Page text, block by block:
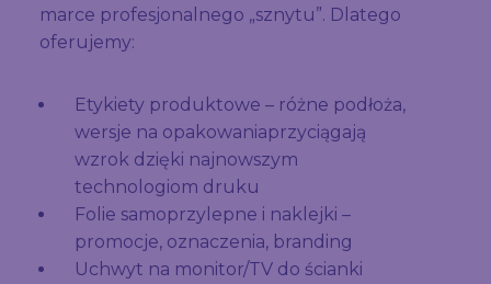
marce profesjonalnego „sznytu”. Dlatego
oferujemy:
Etykiety produktowe – różne podłoża,
wersje na opakowaniaprzyciągają
wzrok dzięki najnowszym
technologiom druku
Folie samoprzylepne i naklejki –
promocje, oznaczenia, branding
Uchwyt na monitor/TV do ścianki